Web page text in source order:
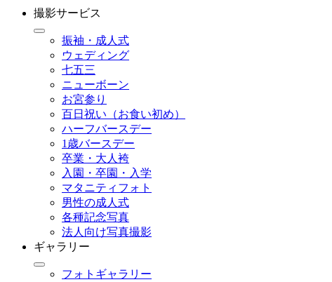
撮影サービス
振袖・成人式
ウェディング
七五三
ニューボーン
お宮参り
百日祝い（お食い初め）
ハーフバースデー
1歳バースデー
卒業・大人袴
入園・卒園・入学
マタニティフォト
男性の成人式
各種記念写真
法人向け写真撮影
ギャラリー
フォトギャラリー